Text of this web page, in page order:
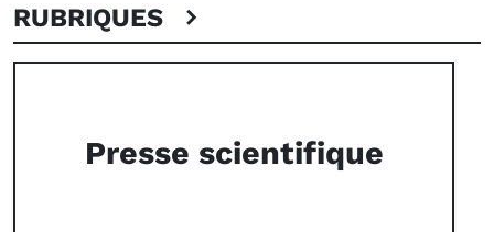
RUBRIQUES
Presse scientifique